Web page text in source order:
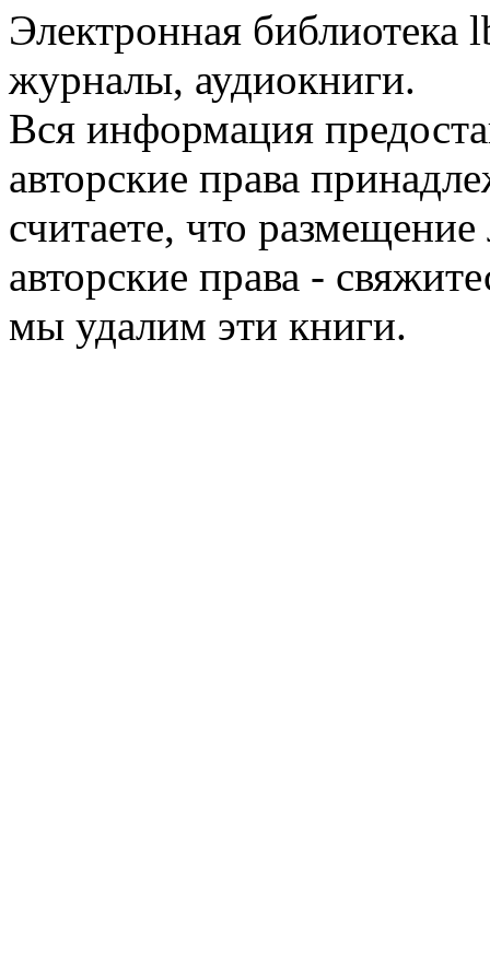
Электронная библиотека
журналы, аудиокниги.
Вся информация
авторские права
считаете, что
авторские права -
мы удалим эти книги.